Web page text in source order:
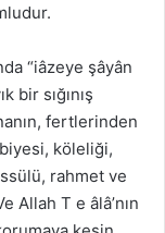
“iâzeye şâyân
bir sığınış
fertlerinden
köleliği,
rahmet ve
Allah T e âlâ’nın